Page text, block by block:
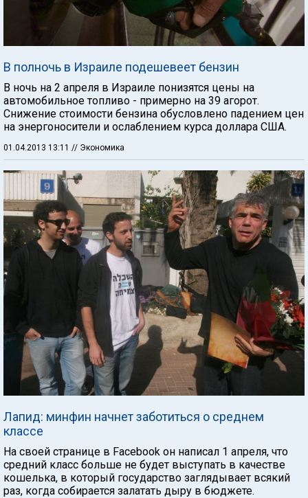
В полночь в Израиле подешевеет бензин
В ночь на 2 апреля в Израиле понизятся цены на
автомобильное топливо - примерно на 39 агорот.
Снижение стоимости бензина обусловлено падением цен
на энергоносители и ослаблением курса доллара США.
01.04.2013 13:11 // Экономика
Лапид: минфин начнет заботиться о среднем
классе
На своей странице в Facebook он написал 1 апреля, что
средний класс больше не будет выступать в качестве
кошелька, в который государство заглядывает всякий
раз, когда собирается залатать дыру в бюджете.